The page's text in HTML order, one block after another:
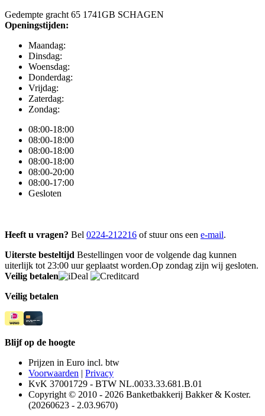
Gedempte gracht 65 1741GB SCHAGEN
Openingstijden:
Maandag:
Dinsdag:
Woensdag:
Donderdag:
Vrijdag:
Zaterdag:
Zondag:
08:00-18:00
08:00-18:00
08:00-18:00
08:00-18:00
08:00-20:00
08:00-17:00
Gesloten
Heeft u vragen? Bel 0224-212216 of stuur ons een e-mail.
Uiterste besteltijd Bestellingen voor de volgende dag kunnen
uiterlijk tot 23:00 uur geplaatst worden.Op zondag zijn wij gesloten.
Veilig betalen
Veilig betalen
Blijf op de hoogte
Prijzen in Euro incl. btw
Voorwaarden | Privacy
KvK 37001729 - BTW NL.0033.33.681.B.01
Copyright © 2010 - 2026 Banketbakkerij Bakker & Koster.
(20260623 - 2.03.9670)